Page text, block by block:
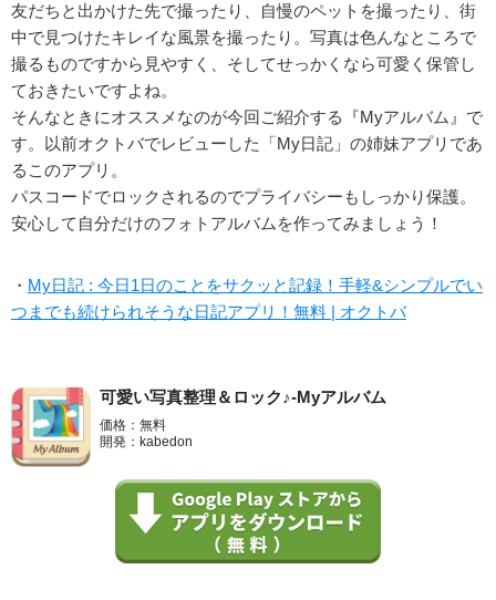
友だちと出かけた先で撮ったり、自慢のペットを撮ったり、街
中で見つけたキレイな風景を撮ったり。写真は色んなところで
撮るものですから見やすく、そしてせっかくなら可愛く保管し
ておきたいですよね。
そんなときにオススメなのが今回ご紹介する『Myアルバム』で
す。以前オクトバでレビューした「My日記」の姉妹アプリであ
るこのアプリ。
パスコードでロックされるのでプライバシーもしっかり保護。
安心して自分だけのフォトアルバムを作ってみましょう！
・ My日記 : 今日1日のことをサクッと記録！手軽&シンプルでい
つまでも続けられそうな日記アプリ！無料 | オクトバ
可愛い写真整理＆ロック♪-Myアルバム
価格：無料
開発：kabedon